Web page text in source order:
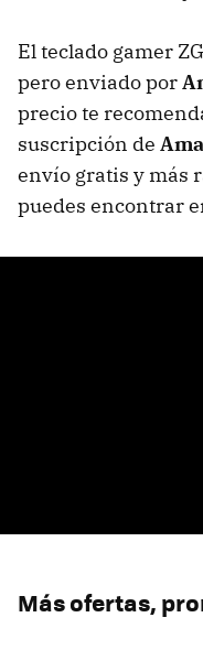
El teclado gamer
pero enviado por
precio te
suscripción de
envío gratis y más
puedes encontrar
Más ofertas,